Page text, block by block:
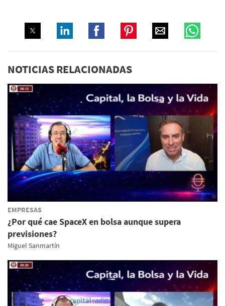
NOTICIAS RELACIONADAS
EMPRESAS
¿Por qué cae SpaceX en bolsa aunque supera
previsiones?
Miguel Sanmartín